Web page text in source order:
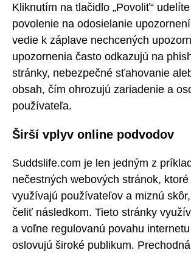
Kliknutím na tlačidlo „Povoliť“
povolenie na odosielanie
vedie k záplave nechcených
upozornenia často odkazujú na
stránky, nebezpečné sťahovanie
obsah, čím ohrozujú zariadenie a
používateľa.
Širší vplyv online podvodov
Suddslife.com je len jedným z
nečestných webových stránok,
využívajú používateľov a miznú
čeliť následkom. Tieto stránky
a voľne regulovanú povahu
oslovujú široké publikum.